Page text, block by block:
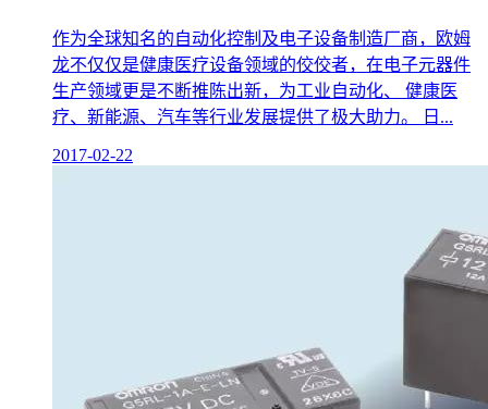
作为全球知名的自动化控制及电子设备制造厂商，欧姆
龙不仅仅是健康医疗设备领域的佼佼者，在电子元器件
生产领域更是不断推陈出新，为工业自动化、 健康医
疗、新能源、汽车等行业发展提供了极大助力。 日...
2017-02-22